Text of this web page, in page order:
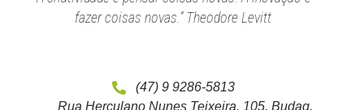
fazer coisas novas.” Theodore Levitt
(47) 9 9286-5813
Rua Herculano Nunes Teixeira, 105, Budag,